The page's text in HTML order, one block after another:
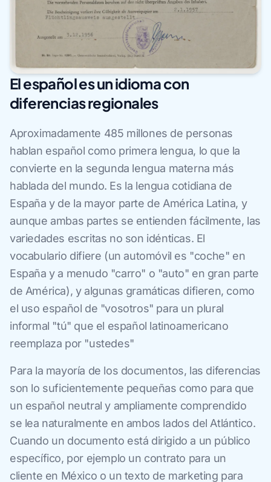
El español es un idioma con
diferencias regionales
Aproximadamente 485 millones de personas
hablan español como primera lengua, lo que la
convierte en la segunda lengua materna más
hablada del mundo. Es la lengua cotidiana de
España y de la mayor parte de América Latina, y
aunque ambas partes se entienden fácilmente, las
variedades escritas no son idénticas. El
vocabulario difiere (un automóvil es "coche" en
España y a menudo "carro" o "auto" en gran parte
de América), y algunas gramáticas difieren, como
el uso español de "vosotros" para un plural
informal "tú" que el español latinoamericano
reemplaza por "ustedes"
Para la mayoría de los documentos, las diferencias
son lo suficientemente pequeñas como para que
un español neutral y ampliamente comprendido
se lea naturalmente en ambos lados del Atlántico.
Cuando un documento está dirigido a un público
específico, por ejemplo un contrato para un
cliente en México o un texto de marketing para